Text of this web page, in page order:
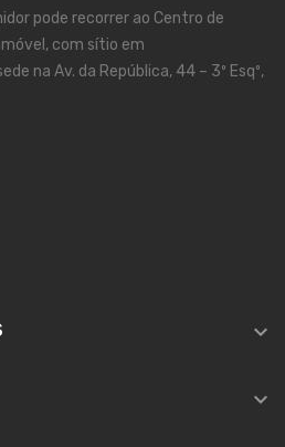
pode recorrer ao Centro de
com sítio em
na Av. da República, 44 – 3º Esqº,

